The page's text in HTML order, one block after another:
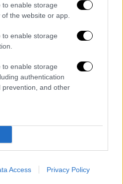
to enable storage
the website or app.
to enable storage
to enable storage
authentication
and other
Access Privacy Policy
Ήπειρο (κυρίως τα
θα σημειωθούν
και της δυτικής
νοτιοανατολικοί 4
6, τοπικά στα νότια 7
Κελσίου. Στα
7 έως 19 και τοπικά στα
Κελσίου. Στο
4 με 6 βαθμούς